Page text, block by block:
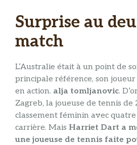
Surprise au
match
L’Australie était à un point de
principale référence, son joueur
en action. alja tomljanovic.
Zagreb, la joueuse de tennis de
classement féminin avec quatre
carrière. Mais Harriet Dart a
une joueuse de tennis faite